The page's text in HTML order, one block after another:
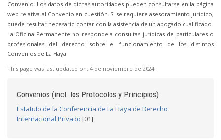
Convenio. Los datos de dichas autoridades pueden consultarse en la página
web relativa al Convenio en cuestión. Si se requiere asesoramiento jurídico,
puede resultar necesario contar con la asistencia de un abogado cualificado.
La Oficina Permanente no responde a consultas jurídicas de particulares o
profesionales del derecho sobre el funcionamiento de los distintos
Convenios de La Haya.
This page was last updated on: 4 de noviembre de 2024
Convenios (incl. los Protocolos y Principios)
Estatuto de la Conferencia de La Haya de Derecho
Internacional Privado [01]